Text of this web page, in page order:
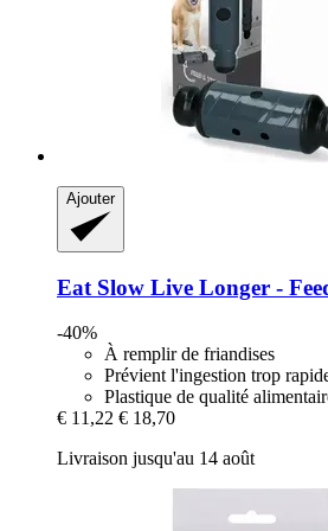
Ajouter
Eat Slow Live Longer -​
-40%
À remplir de friandises
Prévient l'ingestion trop
Plastique de qualité
€ 11,22 € 18,70
Livraison jusqu'au 14 août